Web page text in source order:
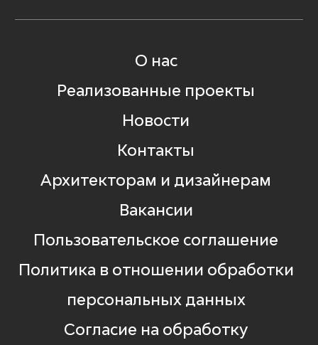
О нас
Реализованные проекты
Новости
Контакты
Архитекторам и дизайнерам
Вакансии
Пользовательское соглашение
Политика в отношении обработки
персональных данных
Согласие на обработку